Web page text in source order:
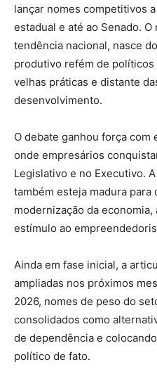
lançar nomes competitivos
estadual e até ao Senado.
tendência nacional, nasce
produtivo refém de políticos
velhas práticas e distante
desenvolvimento.
O debate ganhou força
onde empresários
Legislativo e no Executivo.
também esteja madura
modernização da
estímulo ao
Ainda em fase inicial, a
ampliadas nos próximos
2026, nomes de peso do
consolidados como
de dependência e
político de fato.